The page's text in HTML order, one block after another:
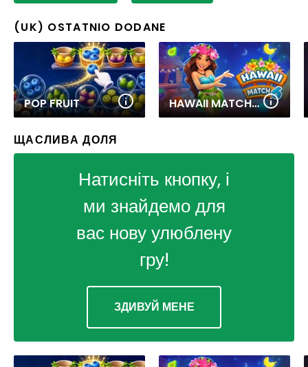
(UK) OSTATNIO DODANE
POP FRUIT HAWAII MATCH 6
ЩАСЛИВА ДОЛЯ
Натисніть кнопку, і
ми знайдемо для
вас нову улюблену
гру!
ЗДИВУЙ МЕНЕ